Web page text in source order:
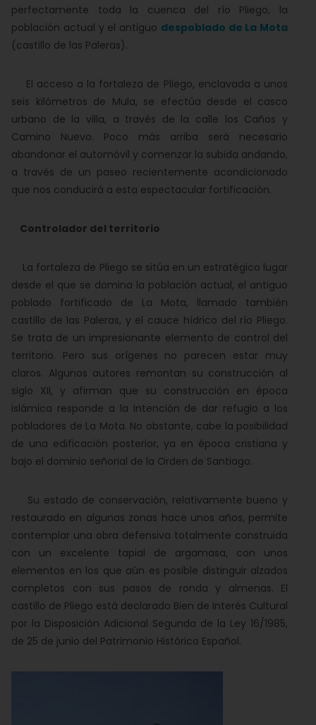
perfectamente toda la cuenca del río Pliego, la
población actual y el antiguo despoblado de La Mota
(castillo de las Paleras).
El acceso a la fortaleza de Pliego, enclavada a unos
seis kilómetros de Mula, se efectúa desde el casco
urbano de la villa, a través de la calle los Caños y
Camino Nuevo. Poco más arriba será necesario
abandonar el automóvil y comenzar la subida andando,
a través de un paseo recientemente acondicionado
que nos conducirá a esta espectacular fortificación.
Controlador del territorio
La fortaleza de Pliego se sitúa en un estratégico lugar
desde el que se domina la población actual, el antiguo
poblado fortificado de La Mota, llamado también
castillo de las Paleras, y el cauce hídrico del río Pliego.
Se trata de un impresionante elemento de control del
territorio. Pero sus orígenes no parecen estar muy
claros. Algunos autores remontan su construcción al
siglo XII, y afirman que su construcción en época
islámica responde a la intención de dar refugio a los
pobladores de La Mota. No obstante, cabe la posibilidad
de una edificación posterior, ya en época cristiana y
bajo el dominio señorial de la Orden de Santiago.
Su estado de conservación, relativamente bueno y
restaurado en algunas zonas hace unos años, permite
contemplar una obra defensiva totalmente construida
con un excelente tapial de argamasa, con unos
elementos en los que aún es posible distinguir alzados
completos con sus pasos de ronda y almenas. El
castillo de Pliego está declarado Bien de Interés Cultural
por la Disposición Adicional Segunda de la Ley 16/1985,
de 25 de junio del Patrimonio Histórico Español.